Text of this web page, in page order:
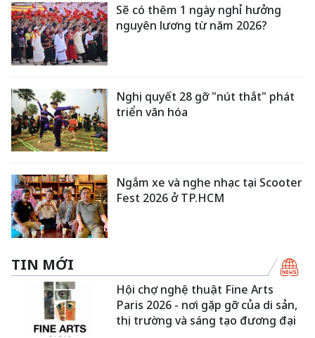
Sẽ có thêm 1 ngày nghỉ hưởng
nguyên lương từ năm 2026?
Nghị quyết 28 gỡ "nút thắt" phát
triển văn hóa
Ngắm xe và nghe nhạc tại Scooter
Fest 2026 ở TP.HCM
TIN MỚI
Hội chợ nghệ thuật Fine Arts
Paris 2026 - nơi gặp gỡ của di sản,
thị trường và sáng tạo đương đại